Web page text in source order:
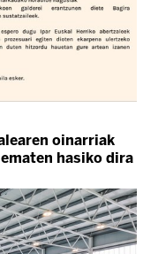
oinarriak
hasiko dira